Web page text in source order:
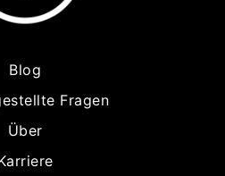
Blog
Fragen
Über